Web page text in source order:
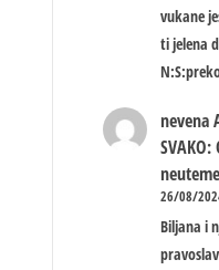
vukane
ti jelena
nevena
26/08/
Biljana i